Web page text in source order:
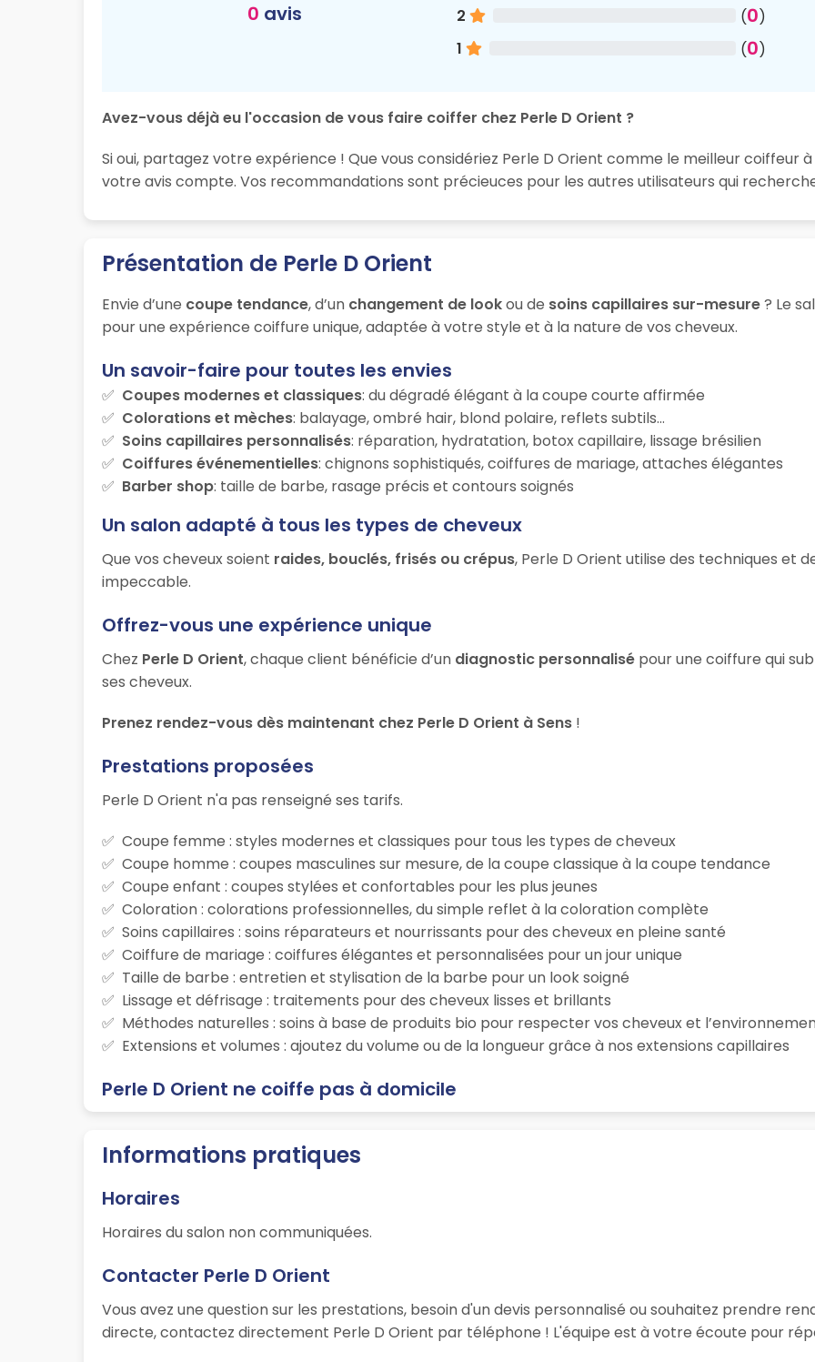
0 avis
2
(0)
1
(0)
Avez-vous déjà eu l'occasion de vous faire coiffer chez Perle D Orient ?
Si oui, partagez votre expérience ! Que vous considériez Perle D Orient comme le meilleur coiffeur
votre avis compte. Vos recommandations sont précieuces pour les autres utilisateurs qui
Présentation de Perle D Orient
Envie d’une coupe tendance, d’un changement de lookou de soins capillaires sur-mesure? Le
pour une expérience coiffure unique, adaptée à votre style et à la nature de vos cheveux.
Un savoir-faire pour toutes les envies
Coupes modernes et classiques: du dégradé élégant à la coupe courte affirmée
Colorations et mèches: balayage, ombré hair, blond polaire, reflets subtils…
Soins capillaires personnalisés: réparation, hydratation, botox capillaire, lissage brésilien
Coiffures événementielles: chignons sophistiqués, coiffures de mariage, attaches élégantes
Barber shop: taille de barbe, rasage précis et contours soignés
Un salon adapté à tous les types de cheveux
Que vos cheveux soient raides, bouclés, frisés ou crépus, Perle D Orient utilise des techniques et
impeccable.
Offrez-vous une expérience unique
Chez Perle D Orient, chaque client bénéficie d’un diagnostic personnalisé pour une coiffure qui
ses cheveux.
Prenez rendez-vous dès maintenant chez Perle D Orient à Sens !
Prestations proposées
Perle D Orient n'a pas renseigné ses tarifs.
Coupe femme : styles modernes et classiques pour tous les types de cheveux
Coupe homme : coupes masculines sur mesure, de la coupe classique à la coupe tendance
Coupe enfant : coupes stylées et confortables pour les plus jeunes
Coloration : colorations professionnelles, du simple reflet à la coloration complète
Soins capillaires : soins réparateurs et nourrissants pour des cheveux en pleine santé
Coiffure de mariage : coiffures élégantes et personnalisées pour un jour unique
Taille de barbe : entretien et stylisation de la barbe pour un look soigné
Lissage et défrisage : traitements pour des cheveux lisses et brillants
Méthodes naturelles : soins à base de produits bio pour respecter vos cheveux et
Extensions et volumes : ajoutez du volume ou de la longueur grâce à nos extensions capillaires
Perle D Orient ne coiffe pas à domicile
Informations pratiques
Horaires
Horaires du salon non communiquées.
Contacter Perle D Orient
Vous avez une question sur les prestations, besoin d'un devis personnalisé ou souhaitez prendre
directe, contactez directement Perle D Orient par téléphone ! L'équipe est à votre écoute pour